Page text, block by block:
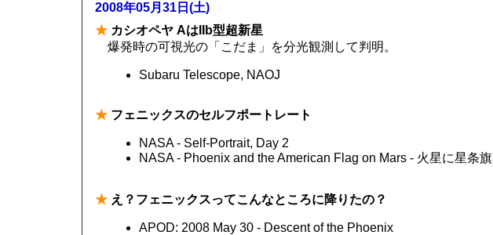
2008年05月31日(土)
★ カシオペヤ AはIIb型超新星
爆発時の可視光の「こだま」を分光観測して判明。
Subaru Telescope, NAOJ
★ フェニックスのセルフポートレート
NASA - Self-Portrait, Day 2
NASA - Phoenix and the American Flag on Mars - 火星に星条旗
★ え？フェニックスってこんなところに降りたの？
APOD: 2008 May 30 - Descent of the Phoenix